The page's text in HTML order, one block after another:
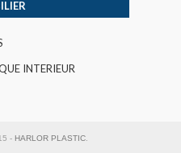
INTERIEUR
- HARLOR PLASTIC